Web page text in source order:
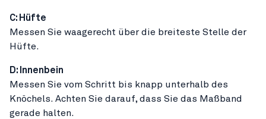
C: Hüfte
Messen Sie waagerecht über die breiteste Stelle der
Hüfte.
D: Innenbein
Messen Sie vom Schritt bis knapp unterhalb des
Knöchels. Achten Sie darauf, dass Sie das Maßband
gerade halten.